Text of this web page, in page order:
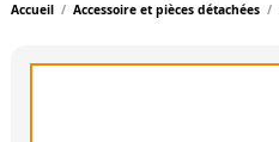
Accueil Accessoire et pièces détachées